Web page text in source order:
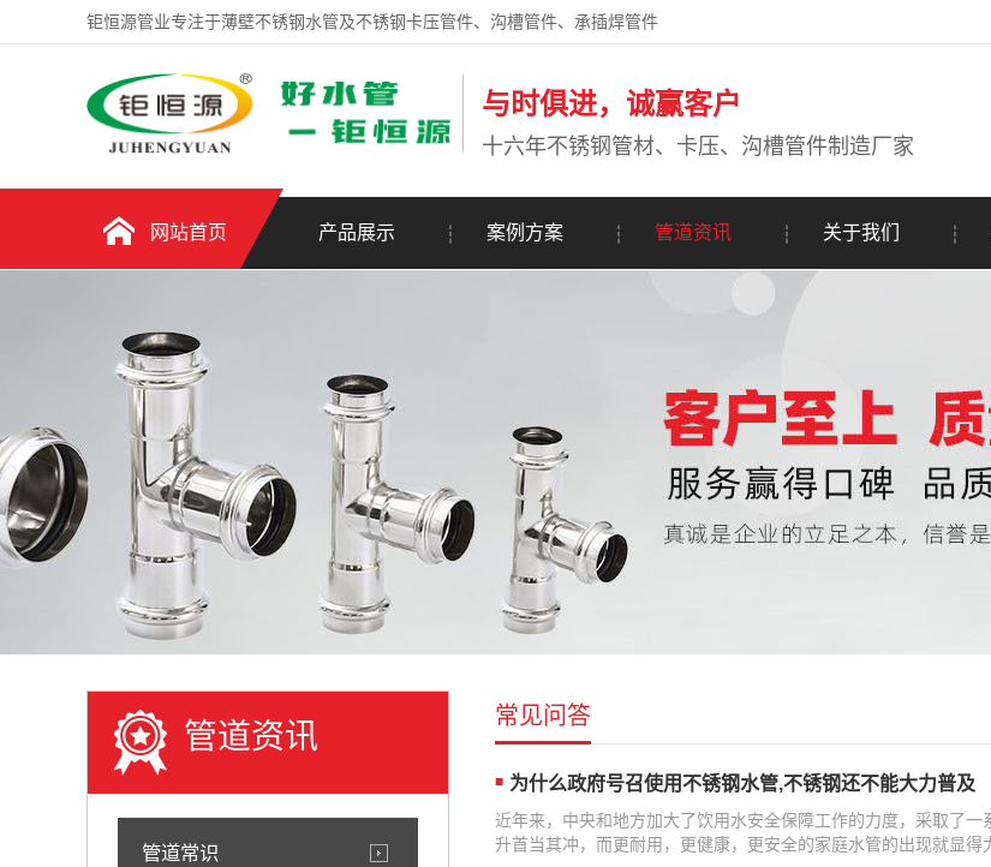
钜恒源管业专注于薄壁不锈钢水管及不锈钢卡压管件、沟槽管件、承插焊管件
与时俱进，诚赢客户
十六年不锈钢管材、卡压、沟槽管件制造厂家
网站首页 产品展示 案例方案 管道资讯 关于我们
管道资讯
管道常识
常见问答
为什么政府号召使用不锈钢水管,不锈钢还不能大力普及
近年来，中央和地方加大了饮用水安全保障工作的力度，采取了
升首当其冲，而更耐用，更健康，更安全的家庭水管的出现就显